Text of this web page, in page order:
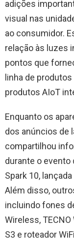
adições
visual nas
ao consumidor.
relação às luzes
pontos que
linha de
produtos AIoT
Enquanto os
dos anúncios de
compartilhou
durante o evento
Spark 10,
Além disso,
incluindo fones
Wireless,
S3 e roteador